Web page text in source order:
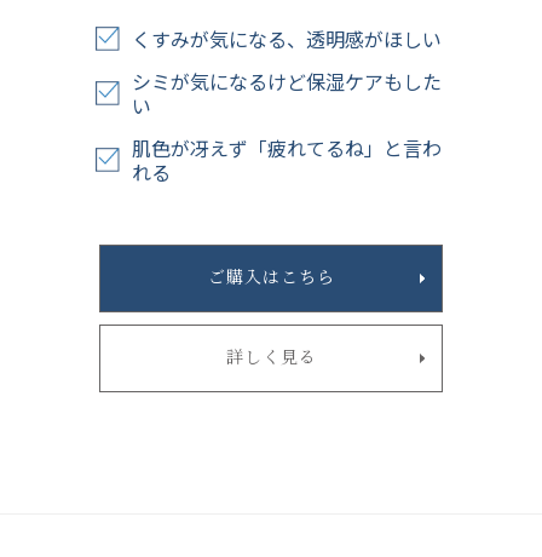
くすみが気になる、透明感がほしい
シミが気になるけど保湿ケアもした
い
肌色が冴えず「疲れてるね」と言わ
れる
ご購入はこちら
詳しく見る